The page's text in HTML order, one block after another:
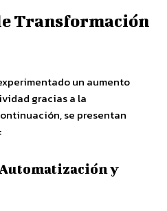
Transformación
un aumento
gracias a la
se presentan
y